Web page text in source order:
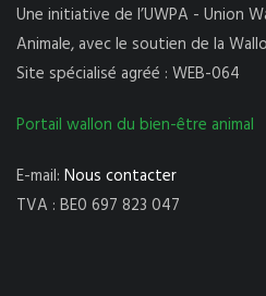
Une initiative de l’UWPA - Union
Animale, avec le soutien de la
Site spécialisé agréé : WEB-064
Portail wallon du bien-être animal
E-mail: Nous contacter
TVA : BE0 697 823 047